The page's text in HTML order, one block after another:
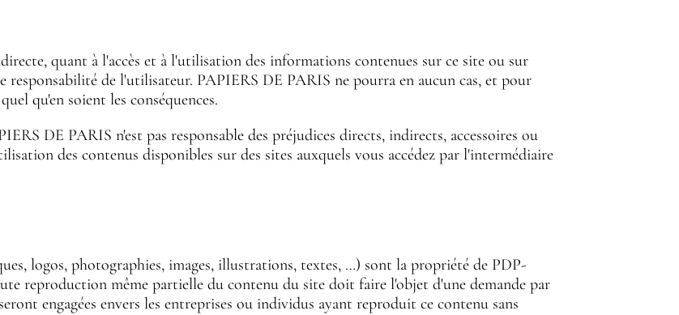
quant à l'accès et à l'utilisation des informations contenues sur ce site ou sur
de l'utilisateur. PAPIERS DE PARIS ne pourra en aucun cas, et pour
qu'en soient les conséquences.
DE PARIS n'est pas responsable des préjudices directs, indirects, accessoires ou
des contenus disponibles sur des sites auxquels vous accédez par l'intermédiaire
logos, photographies, images, illustrations, textes, …) sont la propriété de PDP-
reproduction même partielle du contenu du site doit faire l'objet d'une demande par
engagées envers les entreprises ou individus ayant reproduit ce contenu sans